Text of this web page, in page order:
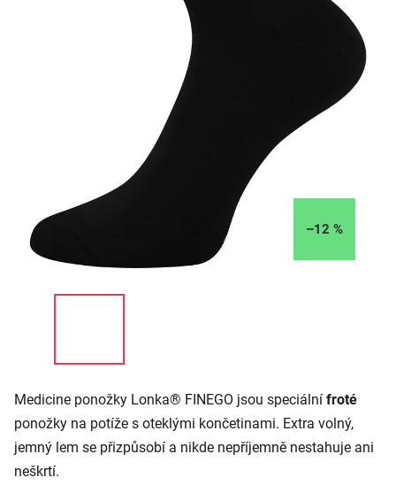
–12 %
Medicine ponožky Lonka® FINEGO jsou speciální froté
ponožky na potíže s oteklými končetinami. Extra volný,
jemný lem se přizpůsobí a nikde nepříjemně nestahuje ani
neškrtí.